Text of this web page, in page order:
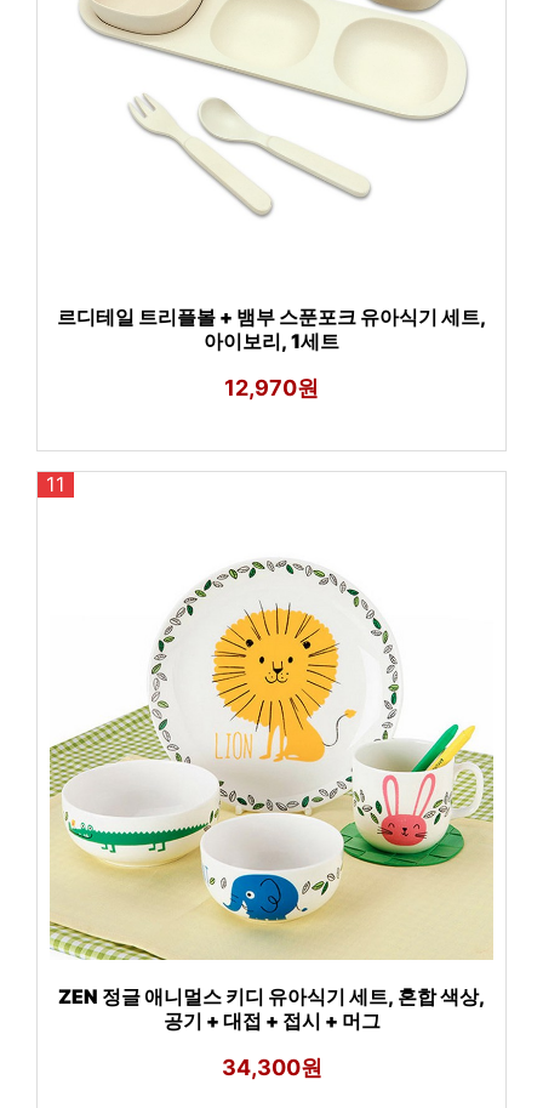
르디테일 트리플볼 + 뱀부 스푼포크 유아식기 세트,
아이보리, 1세트
12,970원
11
ZEN 정글 애니멀스 키디 유아식기 세트, 혼합 색상,
공기 + 대접 + 접시 + 머그
34,300원